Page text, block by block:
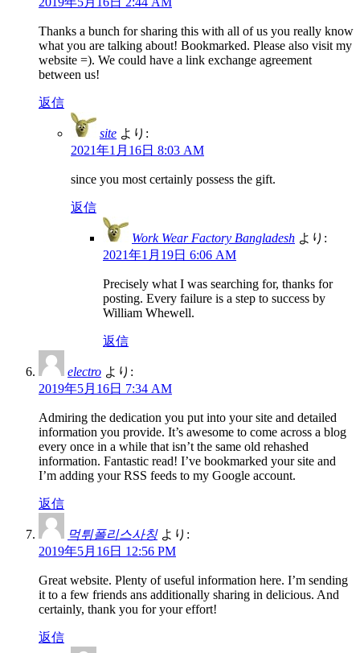
Thanks a bunch for sharing this with all of us you really know
what you are talking about! Bookmarked. Please also visit my
website =). We could have a link exchange agreement
between us!
返信
site より:
2021年1月16日 8:03 AM
since you most certainly possess the gift.
返信
Work Wear Factory Bangladesh より:
2021年1月19日 6:06 AM
Precisely what I was searching for, thanks for
posting. Every failure is a step to success by
William Whewell.
返信
electro より:
2019年5月16日 7:34 AM
Admiring the dedication you put into your site and detailed
information you provide. It’s awesome to come across a blog
every once in a while that isn’t the same old rehashed
information. Fantastic read! I’ve bookmarked your site and
I’m adding your RSS feeds to my Google account.
返信
먹튀폴리스사칭 より:
2019年5月16日 12:56 PM
Great website. Plenty of useful information here. I’m sending
it to a few friends ans additionally sharing in delicious. And
certainly, thank you for your effort!
返信